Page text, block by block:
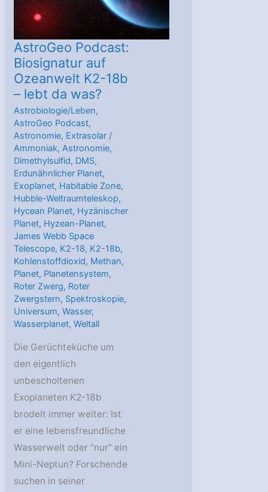
43b
AstroGeo Podcast:
Biosignatur auf
Ozeanwelt K2-18b
– lebt da was?
Astrobiologie/Leben,
AstroGeo Podcast,
Astronomie, Extrasolar /
Ammoniak, Astronomie,
Dimethylsulfid, DMS,
Erdunähnlicher Planet,
Exoplanet, Habitable Zone,
Hubble-Weltraumteleskop,
Hycean Planet, Hyzänischer
Planet, Hyzean-Planet,
James Webb Space
Telescope, K2-18, K2-18b,
Kohlenstoffdioxid, Methan,
Planet, Planetensystem,
Roter Zwerg, Roter
Zwergstern, Spektroskopie,
Universum,Wasser,
Wasserplanet,Weltall
Die Gerüchteküche um
den eigentlich
unbescholtenen
Exoplaneten K2-18b
brodelt immer weiter: Ist
er eine lebensfreundliche
Wasserwelt oder “nur” ein
Mini-Neptun? Forschende
suchen in seiner